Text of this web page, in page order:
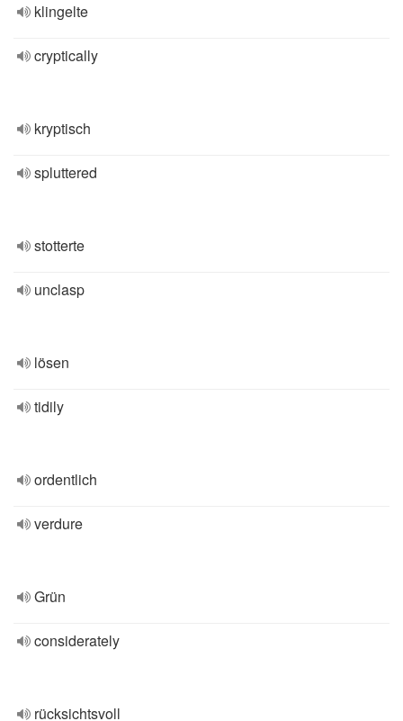
klingelte
cryptically
kryptisch
spluttered
stotterte
unclasp
lösen
tidily
ordentlich
verdure
Grün
considerately
rücksichtsvoll